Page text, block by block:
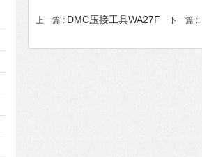
上一篇 : DMC压接工具WA27F 下一篇 :